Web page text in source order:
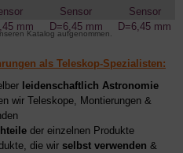
Katalog aufgenommen.
als Teleskop-Spezialisten:
leidenschaftlich Astronomie
wir Teleskope, Montierungen &
der einzelnen Produkte
die wir selbst verwenden &